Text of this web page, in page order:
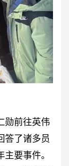
勋前往英伟
答了诸多员
主要事件。